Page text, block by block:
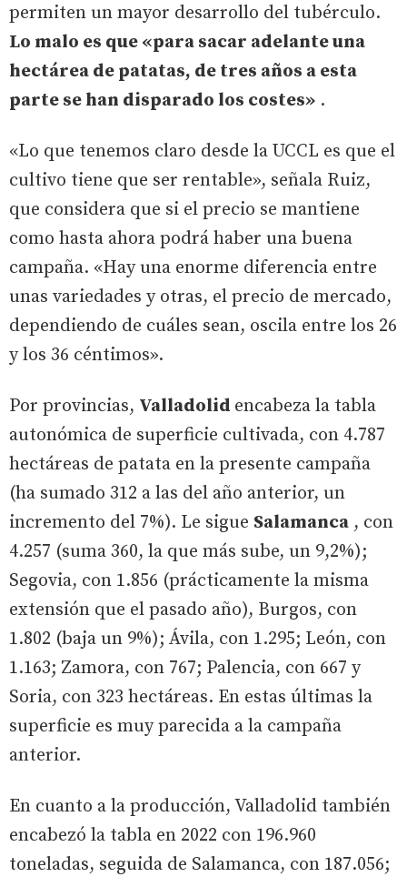
permiten un mayor desarrollo del tubérculo.
Lo malo es que «para sacar adelante una
hectárea de patatas, de tres años a esta
parte se han disparado los costes» .
«Lo que tenemos claro desde la UCCL es que el
cultivo tiene que ser rentable», señala Ruiz,
que considera que si el precio se mantiene
como hasta ahora podrá haber una buena
campaña. «Hay una enorme diferencia entre
unas variedades y otras, el precio de mercado,
dependiendo de cuáles sean, oscila entre los 26
y los 36 céntimos».
Por provincias, Valladolid encabeza la tabla
autonómica de superficie cultivada, con 4.787
hectáreas de patata en la presente campaña
(ha sumado 312 a las del año anterior, un
incremento del 7%). Le sigue Salamanca , con
4.257 (suma 360, la que más sube, un 9,2%);
Segovia, con 1.856 (prácticamente la misma
extensión que el pasado año), Burgos, con
1.802 (baja un 9%); Ávila, con 1.295; León, con
1.163; Zamora, con 767; Palencia, con 667 y
Soria, con 323 hectáreas. En estas últimas la
superficie es muy parecida a la campaña
anterior.
En cuanto a la producción, Valladolid también
encabezó la tabla en 2022 con 196.960
toneladas, seguida de Salamanca, con 187.056;